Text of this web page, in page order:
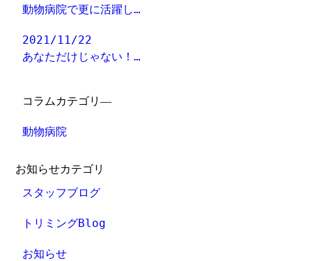
動物病院で更に活躍し…
2021/11/22
あなただけじゃない！…
コラムカテゴリ―
動物病院
お知らせカテゴリ
スタッフブログ
トリミングBlog
お知らせ